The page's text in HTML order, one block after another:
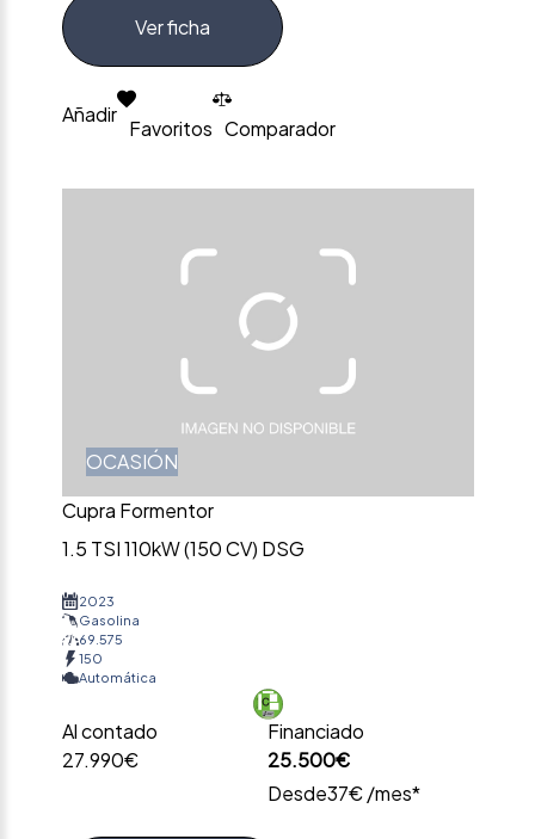
Ver ficha
Añadir
Favoritos Comparador
OCASIÓN
Cupra Formentor
1.5 TSI 110kW (150 CV) DSG
2023
Gasolina
69.575
150
Automática
Al contado
27.990€
Financiado
25.500€
Desde37€ /mes*